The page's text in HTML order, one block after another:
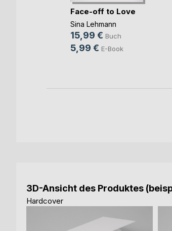
Face-off to Love
Sina Lehmann
15,99 € Buch
5,99 € E-Book
3D-Ansicht des Produktes
Hardcover